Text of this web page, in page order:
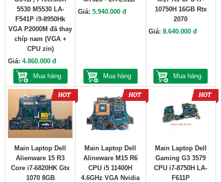
5530 M5530 LA-
F541P i9-8950Hk
VGA P2000M đã thay
chíp nam (VGA +
CPU zin)
Giá: 4.860.000 đ
Mua hàng
Giá:5.940.000 đ
Mua hàng
10750H 16GB Rtx
2070
Giá: 8.640.000 đ
Mua hàng
Main Laptop Dell
Alienware 15 R3
Core i7-6820HK Gtx
1070 8GB
Main Laptop Dell
Alineware M15 R6
CPU i5 11400H
4.6GHz VGA Nvidia
Main Laptop Dell
Gaming G3 3579
CPU i7-8750H LA-
F611P